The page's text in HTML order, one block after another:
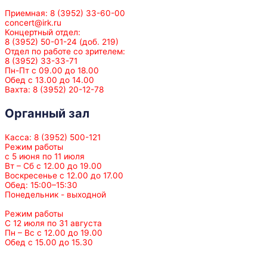
Приемная: 8 (3952) 33-60-00
concert@irk.ru
Концертный отдел:
8 (3952) 50-01-24 (доб. 219)
Отдел по работе со зрителем:
8 (3952) 33-33-71
Пн-Пт с 09.00 до 18.00
Обед с 13.00 до 14.00
Вахта: 8 (3952) 20-12-78
Органный зал
Касса: 8 (3952) 500-121
Режим работы
с 5 июня по 11 июля
Вт – Сб с 12.00 до 19.00
Воскресенье с 12.00 до 17.00
Обед: 15:00–15:30
Понедельник - выходной
Режим работы
С 12 июля по 31 августа
Пн – Вс с 12.00 до 19.00
Обед с 15.00 до 15.30